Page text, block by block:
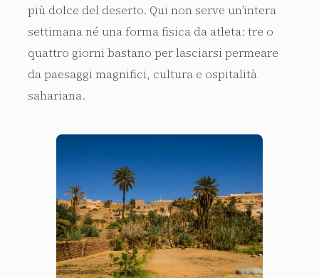
più dolce del deserto. Qui non serve un’intera
settimana né una forma fisica da atleta: tre o
quattro giorni bastano per lasciarsi permeare
da paesaggi magnifici, cultura e ospitalità
sahariana.